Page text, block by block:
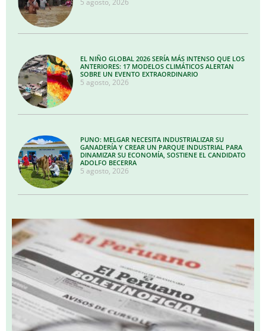
EL NIÑO GLOBAL 2026 SERÍA MÁS INTENSO QUE LOS
ANTERIORES: 17 MODELOS CLIMÁTICOS ALERTAN
SOBRE UN EVENTO EXTRAORDINARIO
5 agosto, 2026
PUNO: MELGAR NECESITA INDUSTRIALIZAR SU
GANADERÍA Y CREAR UN PARQUE INDUSTRIAL PARA
DINAMIZAR SU ECONOMÍA, SOSTIENE EL CANDIDATO
ADOLFO BECERRA
5 agosto, 2026